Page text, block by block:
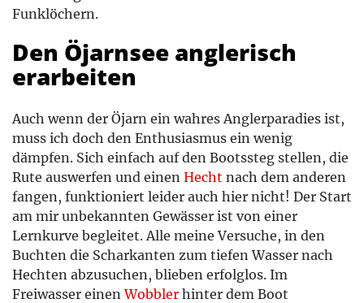
Funklöchern.
Den Öjarnsee anglerisch
erarbeiten
Auch wenn der Öjarn ein wahres Anglerparadies ist,
muss ich doch den Enthusiasmus ein wenig
dämpfen. Sich einfach auf den Bootssteg stellen, die
Rute auswerfen und einen Hecht nach dem anderen
fangen, funktioniert leider auch hier nicht! Der Start
am mir unbekannten Gewässer ist von einer
Lernkurve begleitet. Alle meine Versuche, in den
Buchten die Scharkanten zum tiefen Wasser nach
Hechten abzusuchen, blieben erfolglos. Im
Freiwasser einenWobbler hinter dem Boot